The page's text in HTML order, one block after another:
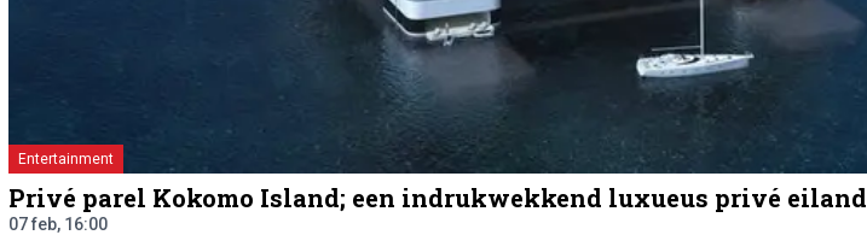
Entertainment
Privé parel Kokomo Island; een indrukwekkend luxueus privé eiland
07 feb, 16:00